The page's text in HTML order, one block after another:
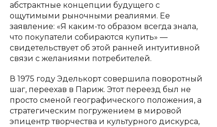
абстрактные концепции будущего с
ощутимыми рыночными реалиями. Ее
заявление: «Я каким-то образом всегда знала,
что покупатели собираются купить» —
свидетельствует об этой ранней интуитивной
связи с желаниями потребителей.
В 1975 году Эделькорт совершила поворотный
шаг, переехав в Париж. Этот переезд был не
просто сменой географического положения, а
стратегическим погружением в мировой
эпицентр творчества и культурного дискурса,